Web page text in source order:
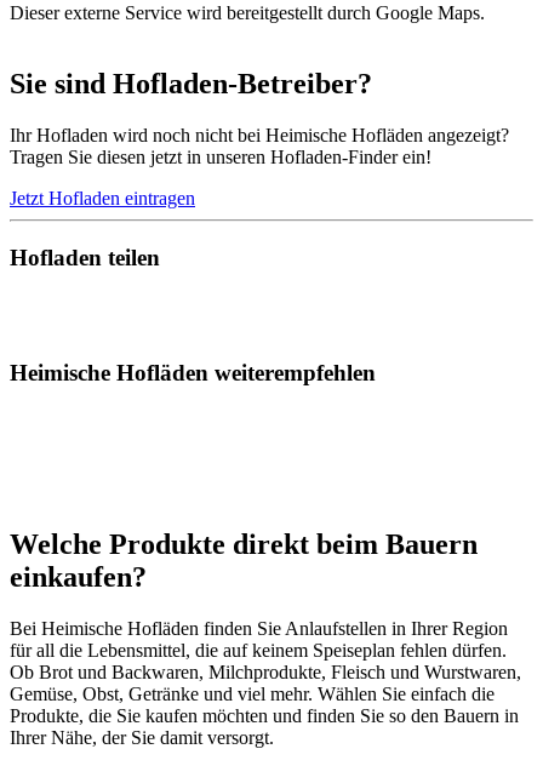
Dieser externe Service wird bereitgestellt durch Google Maps.
Sie sind Hofladen-Betreiber?
Ihr Hofladen wird noch nicht bei Heimische Hofläden angezeigt?
Tragen Sie diesen jetzt in unseren Hofladen-Finder ein!
Jetzt Hofladen eintragen
Hofladen teilen
Heimische Hofläden weiterempfehlen
Welche Produkte direkt beim Bauern
einkaufen?
Bei Heimische Hofläden finden Sie Anlaufstellen in Ihrer Region
für all die Lebensmittel, die auf keinem Speiseplan fehlen dürfen.
Ob Brot und Backwaren, Milchprodukte, Fleisch und Wurstwaren,
Gemüse, Obst, Getränke und viel mehr. Wählen Sie einfach die
Produkte, die Sie kaufen möchten und finden Sie so den Bauern in
Ihrer Nähe, der Sie damit versorgt.